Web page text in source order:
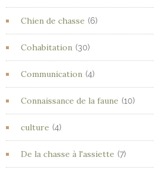
Chien de chasse (6)
Cohabitation (30)
Communication (4)
Connaissance de la faune (10)
culture (4)
De la chasse à l'assiette (7)